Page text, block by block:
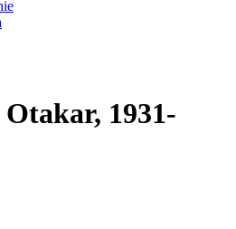
1931-